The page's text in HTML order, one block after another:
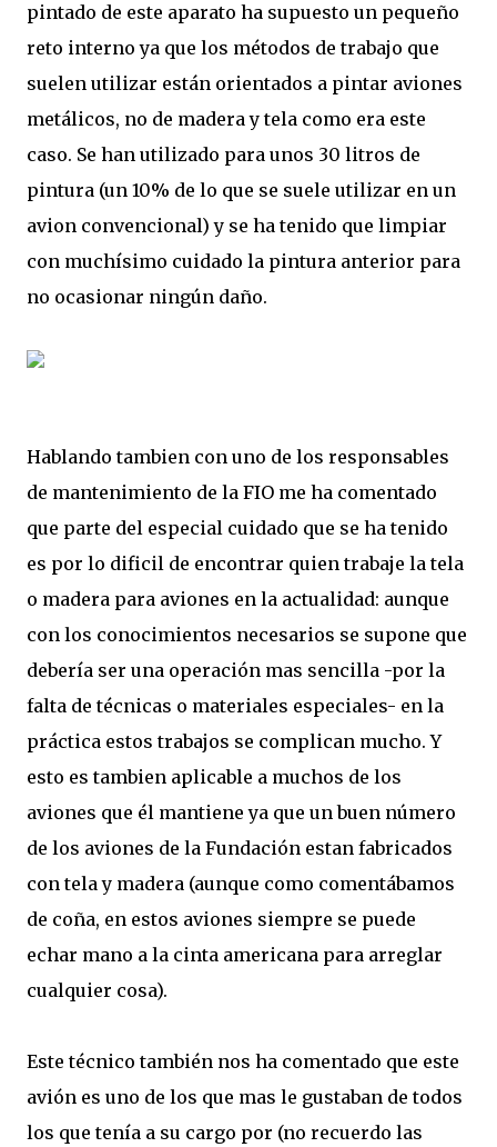
pintado de este aparato ha supuesto un pequeño
reto interno ya que los métodos de trabajo que
suelen utilizar están orientados a pintar aviones
metálicos, no de madera y tela como era este
caso. Se han utilizado para unos 30 litros de
pintura (un 10% de lo que se suele utilizar en un
avion convencional) y se ha tenido que limpiar
con muchísimo cuidado la pintura anterior para
no ocasionar ningún daño.
Hablando tambien con uno de los responsables
de mantenimiento de la FIO me ha comentado
que parte del especial cuidado que se ha tenido
es por lo dificil de encontrar quien trabaje la tela
o madera para aviones en la actualidad: aunque
con los conocimientos necesarios se supone que
debería ser una operación mas sencilla -por la
falta de técnicas o materiales especiales- en la
práctica estos trabajos se complican mucho. Y
esto es tambien aplicable a muchos de los
aviones que él mantiene ya que un buen número
de los aviones de la Fundación estan fabricados
con tela y madera (aunque como comentábamos
de coña, en estos aviones siempre se puede
echar mano a la cinta americana para arreglar
cualquier cosa).
Este técnico también nos ha comentado que este
avión es uno de los que mas le gustaban de todos
los que tenía a su cargo por (no recuerdo las